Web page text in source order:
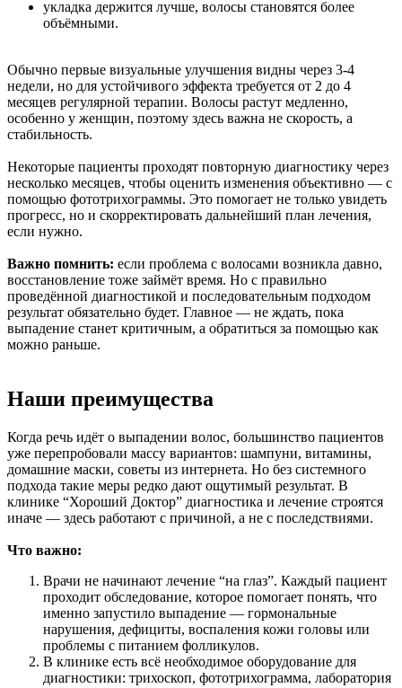
укладка держится лучше, волосы становятся более
объёмными.
Обычно первые визуальные улучшения видны через 3-4
недели, но для устойчивого эффекта требуется от 2 до 4
месяцев регулярной терапии. Волосы растут медленно,
особенно у женщин, поэтому здесь важна не скорость, а
стабильность.
Некоторые пациенты проходят повторную диагностику через
несколько месяцев, чтобы оценить изменения объективно — с
помощью фототрихограммы. Это помогает не только увидеть
прогресс, но и скорректировать дальнейший план лечения,
если нужно.
Важно помнить: если проблема с волосами возникла давно,
восстановление тоже займёт время. Но с правильно
проведённой диагностикой и последовательным подходом
результат обязательно будет. Главное — не ждать, пока
выпадение станет критичным, а обратиться за помощью как
можно раньше.
Наши преимущества
Когда речь идёт о выпадении волос, большинство пациентов
уже перепробовали массу вариантов: шампуни, витамины,
домашние маски, советы из интернета. Но без системного
подхода такие меры редко дают ощутимый результат. В
клинике “Хороший Доктор” диагностика и лечение строятся
иначе — здесь работают с причиной, а не с последствиями.
Что важно:
Врачи не начинают лечение “на глаз”. Каждый пациент
проходит обследование, которое помогает понять, что
именно запустило выпадение — гормональные
нарушения, дефициты, воспаления кожи головы или
проблемы с питанием фолликулов.
В клинике есть всё необходимое оборудование для
диагностики: трихоскоп, фототрихограмма, лаборатория